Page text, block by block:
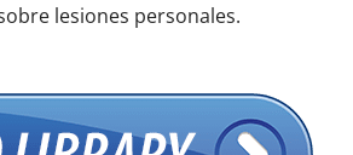
lesiones personales.